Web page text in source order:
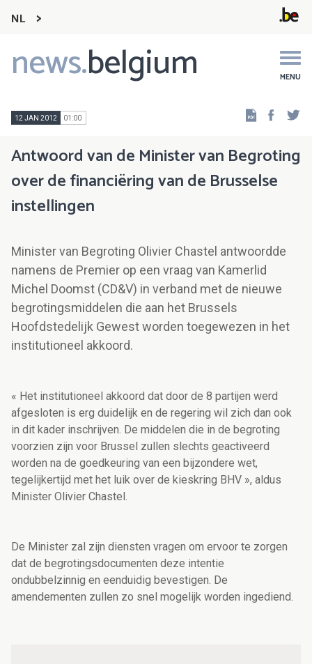
NL
news.belgium MENU
Main
navigation
12 JAN 2012 01:00
Antwoord van de Minister van Begroting
over de financiëring van de Brusselse
instellingen
Minister van Begroting Olivier Chastel antwoordde
namens de Premier op een vraag van Kamerlid
Michel Doomst (CD&V) in verband met de nieuwe
begrotingsmiddelen die aan het Brussels
Hoofdstedelijk Gewest worden toegewezen in het
institutioneel akkoord.
« Het institutioneel akkoord dat door de 8 partijen werd
afgesloten is erg duidelijk en de regering wil zich dan ook
in dit kader inschrijven. De middelen die in de begroting
voorzien zijn voor Brussel zullen slechts geactiveerd
worden na de goedkeuring van een bijzondere wet,
tegelijkertijd met het luik over de kieskring BHV », aldus
Minister Olivier Chastel.
De Minister zal zijn diensten vragen om ervoor te zorgen
dat de begrotingsdocumenten deze intentie
ondubbelzinnig en eenduidig bevestigen. De
amendementen zullen zo snel mogelijk worden ingediend.